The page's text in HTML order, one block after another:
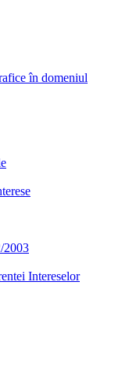
în domeniul
2003
Intereselor